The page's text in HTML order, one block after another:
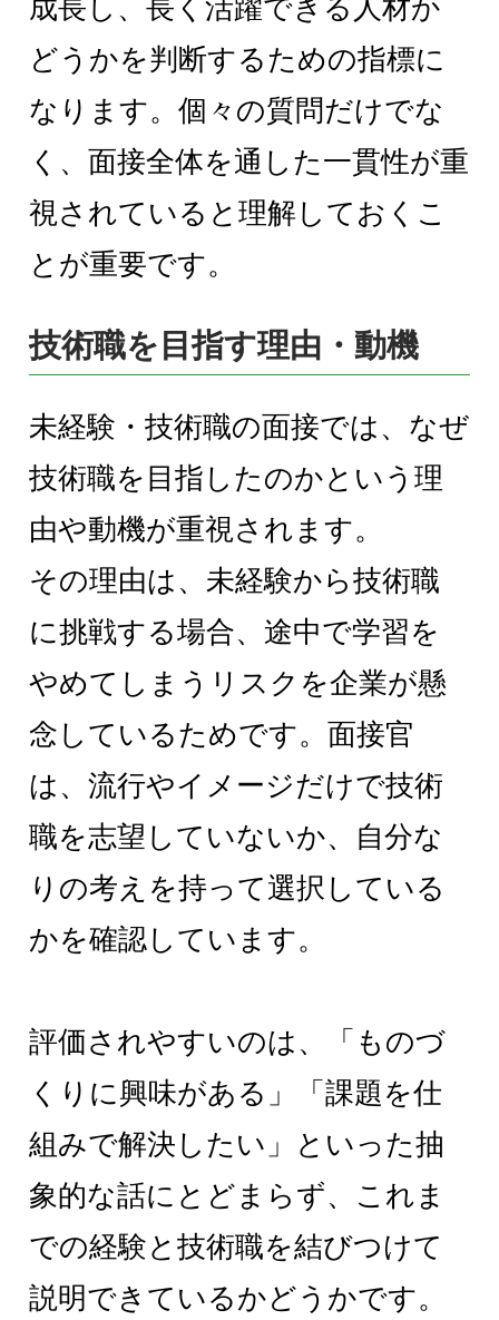
成長し、長く活躍できる人材か
どうかを判断するための指標に
なります。個々の質問だけでな
く、面接全体を通した一貫性が重
視されていると理解しておくこ
とが重要です。
技術職を目指す理由・動機
未経験・技術職の面接では、なぜ
技術職を目指したのかという理
由や動機が重視されます。
その理由は、未経験から技術職
に挑戦する場合、途中で学習を
やめてしまうリスクを企業が懸
念しているためです。面接官
は、流行やイメージだけで技術
職を志望していないか、自分な
りの考えを持って選択している
かを確認しています。
評価されやすいのは、「ものづ
くりに興味がある」「課題を仕
組みで解決したい」といった抽
象的な話にとどまらず、これま
での経験と技術職を結びつけて
説明できているかどうかです。